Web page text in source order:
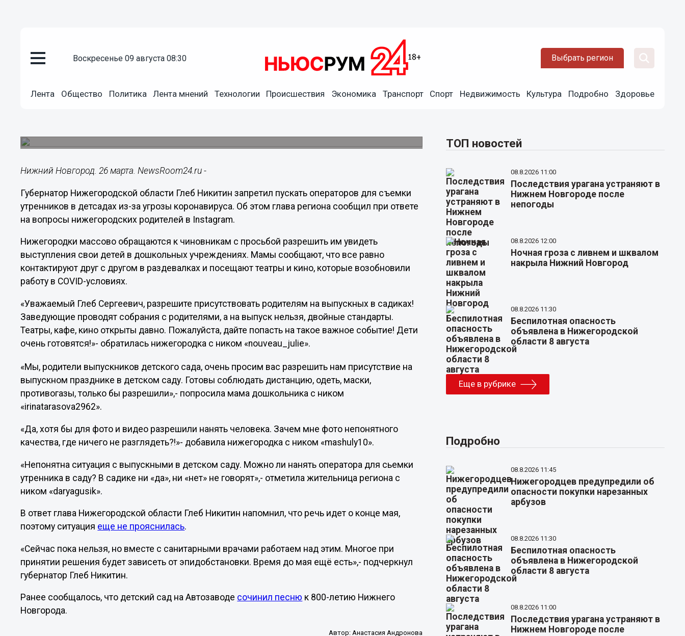
воскресенье 09 августа 08:30 Выбрать регион
Лента Общество Политика Лента мнений Технологии Происшествия Экономика Транспорт Спорт Недвижимость Культура Подробно Здоровье
Никитин запретил допуск операторов на выпускные в
Нижний Новгород. 26 марта. NewsRoom24.ru -
Губернатор Нижегородской области Глеб Никитин запретил пускать операторов для съемки
утренников в детсадах из-за угрозы коронавируса. Об этом глава региона сообщил при ответе
на вопросы нижегородских родителей в Instagram.
Нижегородки массово обращаются к чиновникам с просьбой разрешить им увидеть
выступления свои детей в дошкольных учреждениях. Мамы сообщают, что все равно
контактируют друг с другом в раздевалках и посещают театры и кино, которые возобновили
работу в COVID-условиях.
«Уважаемый Глеб Сергеевич, разрешите присутствовать родителям на выпускных в садиках!
Заведующие проводят собрания с родителями, а на выпуск нельзя, двойные стандарты.
Театры, кафе, кино открыты давно. Пожалуйста, дайте попасть на такое важное событие! Дети
очень готовятся!»- обратилась нижегородка с ником «nouveau_julie».
«Мы, родители выпускников детского сада, очень просим вас разрешить нам присутствие на
выпускном празднике в детском саду. Готовы соблюдать дистанцию, одеть, маски,
противогазы, только бы разрешили»,- попросила мама дошкольника с ником
«irinatarasova2962».
«Да, хотя бы для фото и видео разрешили нанять человека. Зачем мне фото непонятного
качества, где ничего не разглядеть?!»- добавила нижегородка с ником «mashuly10».
«Непонятна ситуация с выпускными в детском саду. Можно ли нанять оператора для сьемки
утренника в саду? В садике ни «да», ни «нет» не говорят»,- отметила жительница региона с
ником «daryagusik».
В ответ глава Нижегородской области Глеб Никитин напомнил, что речь идет о конце мая,
поэтому ситуация еще не прояснилась.
«Сейчас пока нельзя, но вместе с санитарными врачами работаем над этим. Многое при
принятии решения будет зависеть от эпидобстановки. Время до мая ещё есть»,- подчеркнул
губернатор Глеб Никитин.
Ранее сообщалось, что детский сад на Автозаводе сочинил песню к 800-летию Нижнего
Новгорода.
Автор: Анастасия Андронова
ТОП новостей
08.8.2026 11:00
Последствия урагана устраняют в
Нижнем Новгороде после
непогоды
08.8.2026 12:00
Ночная гроза с ливнем и шквалом
накрыла Нижний Новгород
08.8.2026 11:30
Беспилотная опасность
объявлена в Нижегородской
области 8 августа
Еще в рубрике
Подробно
08.8.2026 11:45
Нижегородцев предупредили об
опасности покупки нарезанных
арбузов
08.8.2026 11:30
Беспилотная опасность
объявлена в Нижегородской
области 8 августа
08.8.2026 11:00
Последствия урагана устраняют в
Нижнем Новгороде после